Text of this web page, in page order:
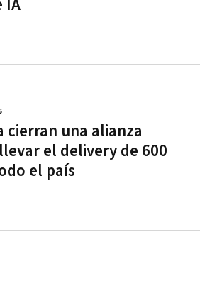
IA
cierran una alianza
el delivery de 600
el país